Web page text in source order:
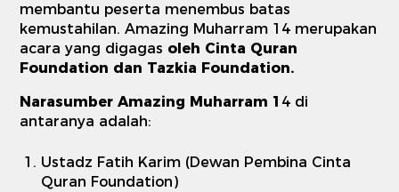
membantu peserta menembus batas
kemustahilan. Amazing Muharram 14 merupakan
acara yang digagas oleh Cinta Quran
Foundation dan Tazkia Foundation.
Narasumber Amazing Muharram 1 4 di
antaranya adalah:
Ustadz Fatih Karim (Dewan Pembina Cinta
Quran Foundation)